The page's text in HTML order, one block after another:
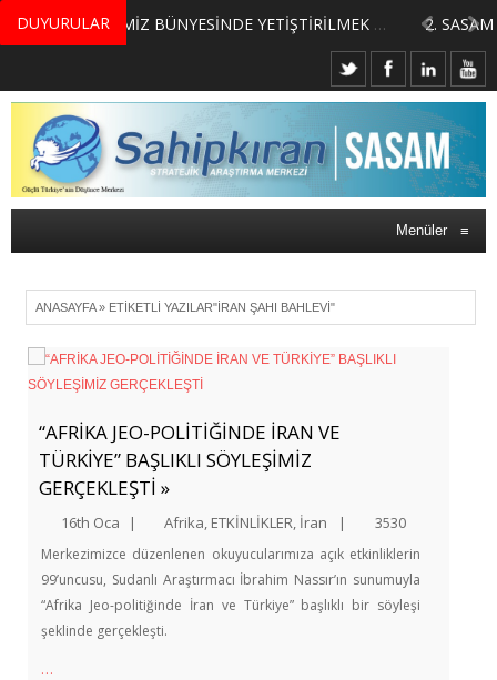
DUYURULAR MERKEZİMİZ BÜNYESİNDE YETİŞTİRİLMEK ÜZERE GÖNÜLLÜ ÜLKE MASASI UZMANI VE UZMAN ADAYLARI ARIYORUZ
Menüler ≡
ANASAYFA» ETIKETLI YAZILAR"İRAN ŞAHI BAHLEVI"
“AFRİKA JEO-POLİTİĞİNDE İRAN VE
TÜRKİYE” BAŞLIKLI SÖYLEŞİMİZ
GERÇEKLEŞTİ »
16th Oca | Afrika ETKİNLİKLER İran | 3530
Merkezimizce düzenlenen okuyucularımıza açık etkinliklerin
99’uncusu, Sudanlı Araştırmacı İbrahim Nassır’ın sunumuyla
“Afrika Jeo-politiğinde İran ve Türkiye” başlıklı bir söyleşi
şeklinde gerçekleşti.
…